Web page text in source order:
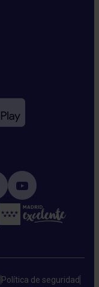
Política de seguridad